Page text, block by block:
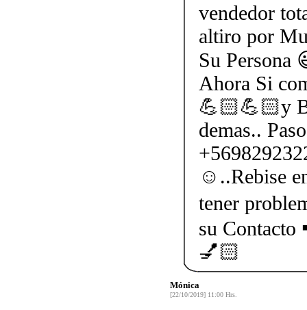
vendedor
altiro por
Su Persona
Ahora Si
💪🏻💪🏻y
demas..
☺..Rebise
tener
su
💅🏻
Mónica
[22/10/2019] 11:00 Hrs.